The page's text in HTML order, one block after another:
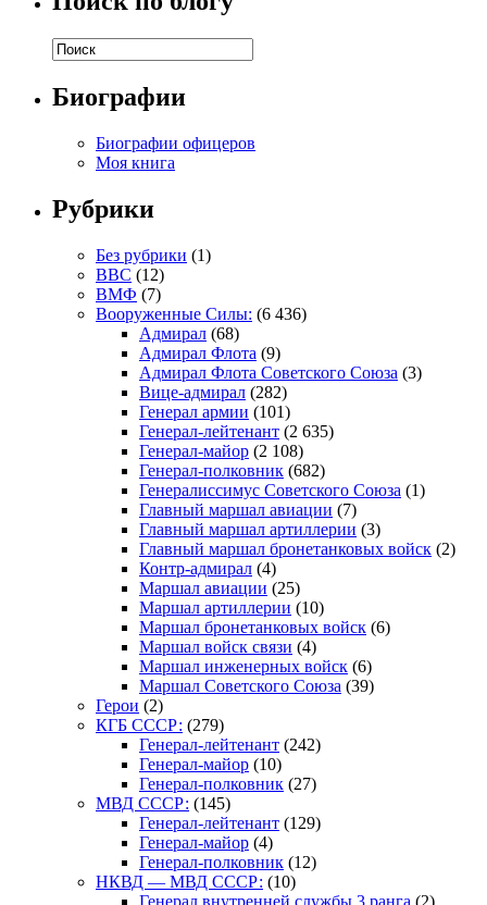
Биографии
Биографии офицеров
Моя книга
Рубрики
Без рубрики (1)
ВВС (12)
ВМФ (7)
Вооруженные Силы: (6 436)
Адмирал (68)
Адмирал Флота (9)
Адмирал Флота Советского Союза (3)
Вице-адмирал (282)
Генерал армии (101)
Генерал-лейтенант (2 635)
Генерал-майор (2 108)
Генерал-полковник (682)
Генералиссимус Советского Союза (1)
Главный маршал авиации (7)
Главный маршал артиллерии (3)
Главный маршал бронетанковых войск (2)
Контр-адмирал (4)
Маршал авиации (25)
Маршал артиллерии (10)
Маршал бронетанковых войск (6)
Маршал войск связи (4)
Маршал инженерных войск (6)
Маршал Советского Союза (39)
Герои (2)
КГБ СССР: (279)
Генерал-лейтенант (242)
Генерал-майор (10)
Генерал-полковник (27)
МВД СССР: (145)
Генерал-лейтенант (129)
Генерал-майор (4)
Генерал-полковник (12)
НКВД — МВД СССР: (10)
Генерал внутренней службы 3 ранга (2)